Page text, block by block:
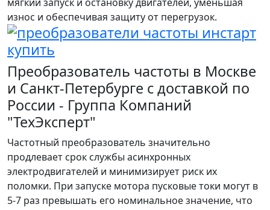
износ и обеспечивая защиту от перегрузок.
Преобразователь частоты в Москве
и Санкт-Петербурге с доставкой по
России - Группа Компаний
"ТехЭксперт"
Частотный преобразователь значительно
продлевает срок службы асинхронных
электродвигателей и минимизирует риск их
поломки. При запуске мотора пусковые токи могут в
5-7 раз превышать его номинальное значение, что